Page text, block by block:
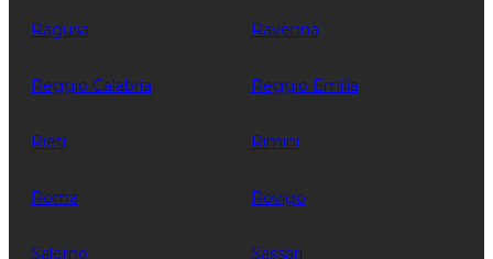
Ragusa Ravenna
Reggio Calabria Reggio Emilia
Rieti Rimini
Roma Rovigo
Salerno Sassari